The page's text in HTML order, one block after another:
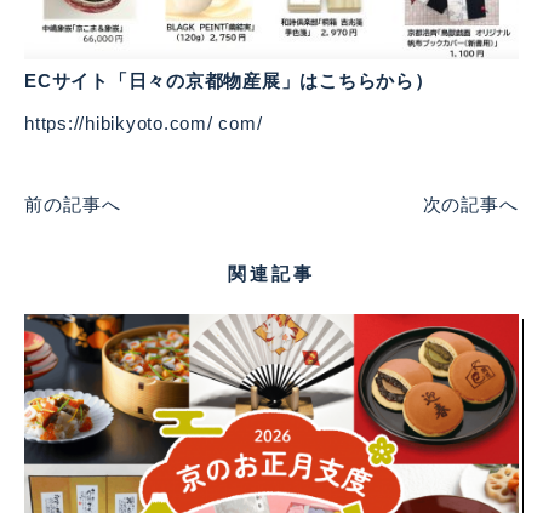
ECサイト「日々の京都物産展」はこちらから）
https://hibikyoto.com/ com/
前の記事へ 次の記事へ
関連記事